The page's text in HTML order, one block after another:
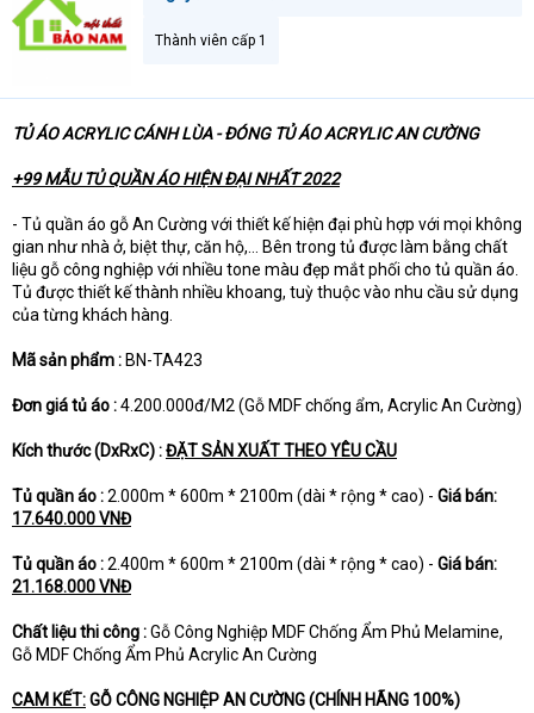
a
t
r
Thành viên cấp 1
TỦ ÁO ACRYLIC CÁNH LÙA - ĐÓNG TỦ ÁO ACRYLIC AN CƯỜNG
+99 MẪU TỦ QUẦN ÁO HIỆN ĐẠI NHẤT 2022
- Tủ quần áo gỗ An Cường với thiết kế hiện đại phù hợp với mọi không
gian như nhà ở, biệt thự, căn hộ,… Bên trong tủ được làm bằng chất
liệu gỗ công nghiệp với nhiều tone màu đẹp mắt phối cho tủ quần áo.
Tủ được thiết kế thành nhiều khoang, tuỳ thuộc vào nhu cầu sử dụng
của từng khách hàng.
Mã sản phẩm : BN-TA423
Đơn giá tủ áo :4.200.000đ/M2 (Gỗ MDF chống ẩm, Acrylic An Cường)
Kích thước (DxRxC) :ĐẶT SẢN XUẤT THEO YÊU CẦU
Tủ quần áo :2.000m * 600m * 2100m (dài * rộng * cao) - Giá bán:
17.640.000 VNĐ
Tủ quần áo :2.400m * 600m * 2100m (dài * rộng * cao) - Giá bán:
21.168.000 VNĐ
Chất liệu thi công :Gỗ Công Nghiệp MDF Chống Ẩm Phủ Melamine,
Gỗ MDF Chống Ẩm Phủ Acrylic An Cường
CAM KẾT:GỖ CÔNG NGHIỆP AN CƯỜNG (CHÍNH HÃNG 100%)